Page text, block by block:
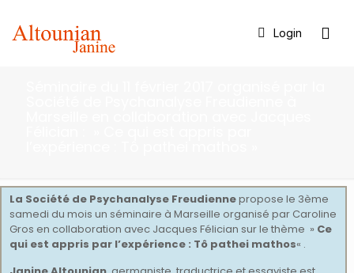
Login
La Société de Psychanalyse Freudiennepropose le 3ème
samedi du mois un séminaire à Marseille organisé par Caroline
Gros en collaboration avec Jacques Félician sur le thème » Ce
qui est appris par l’expérience : Tô pathei mathos« .